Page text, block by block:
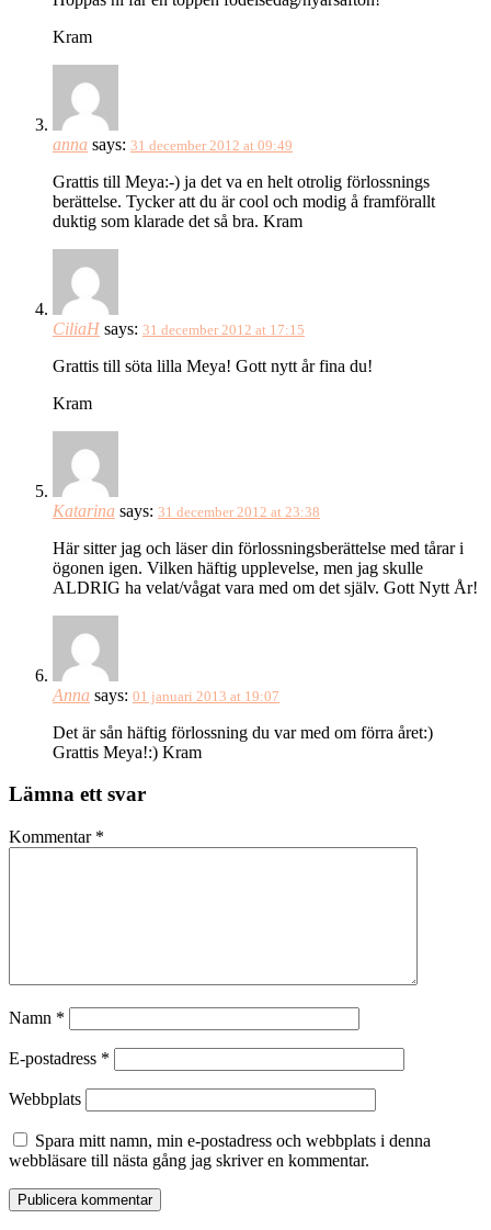
Kram
anna says: 31 december 2012 at 09:49
Grattis till Meya:-) ja det va en helt otrolig förlossnings
berättelse. Tycker att du är cool och modig å framförallt
duktig som klarade det så bra. Kram
CiliaH says: 31 december 2012 at 17:15
Grattis till söta lilla Meya! Gott nytt år fina du!
Kram
Katarina says: 31 december 2012 at 23:38
Här sitter jag och läser din förlossningsberättelse med tårar i
ögonen igen. Vilken häftig upplevelse, men jag skulle
ALDRIG ha velat/vågat vara med om det själv. Gott Nytt År!
Anna says: 01 januari 2013 at 19:07
Det är sån häftig förlossning du var med om förra året:)
Grattis Meya!:) Kram
Lämna ett svar
Kommentar *
Namn *
E-postadress *
Webbplats
Spara mitt namn, min e-postadress och webbplats i denna
webbläsare till nästa gång jag skriver en kommentar.